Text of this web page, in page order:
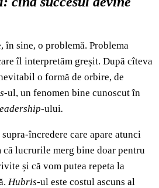
în sine, o problemă. Problema
îl interpretăm greșit. După cîteva
o formă de orbire, de
ul, un fenomen bine cunoscut în
-ului.
încredere care apare atunci
că lucrurile merg bine doar pentru
și că vom putea repeta la
Hubris-ul este costul ascuns al